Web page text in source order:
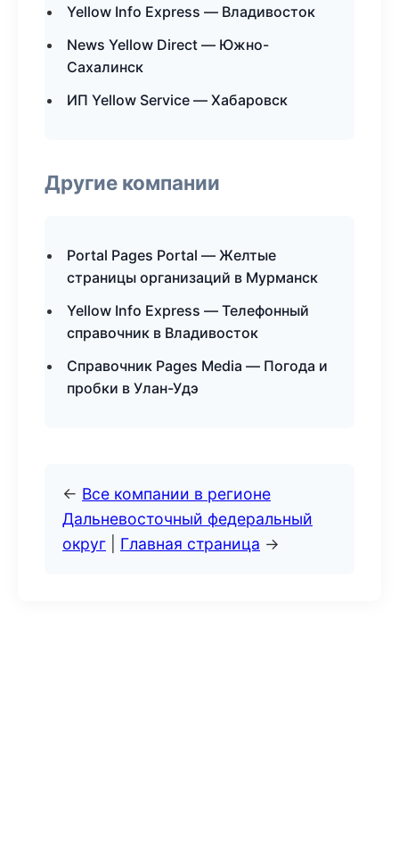
Yellow Info Express — Владивосток
News Yellow Direct — Южно-
Сахалинск
ИП Yellow Service — Хабаровск
Другие компании
Portal Pages Portal — Желтые
страницы организаций в Мурманск
Yellow Info Express — Телефонный
справочник в Владивосток
Справочник Pages Media — Погода и
пробки в Улан-Удэ
← Все компании в регионе
Дальневосточный федеральный
округ
Главная страница →